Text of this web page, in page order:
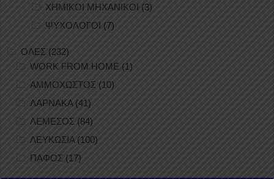
ΧΗΜΙΚΟΙ ΜΗΧΑΝΙΚΟΙ (3)
ΨΥΧΟΛΟΓΟΙ (7)
ΟΛΕΣ (232)
WORK FROM HOME (1)
ΑΜΜΟΧΩΣΤΟΣ (10)
ΛΑΡΝΑΚΑ(41)
ΛΕΜΕΣΟΣ (84)
ΛΕΥΚΩΣΙΑ (100)
ΠΑΦΟΣ (17)